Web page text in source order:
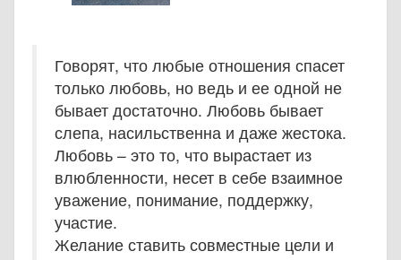
Говорят, что любые отношения спасет
только любовь, но ведь и ее одной не
бывает достаточно. Любовь бывает
слепа, насильственна и даже жестока.
Любовь – это то, что вырастает из
влюбленности, несет в себе взаимное
уважение, понимание, поддержку,
участие.
Желание ставить совместные цели и